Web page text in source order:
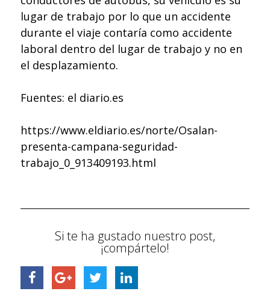
lugar de trabajo por lo que un accidente
durante el viaje contaría como accidente
laboral dentro del lugar de trabajo y no en
el desplazamiento.
Fuentes: el diario.es
https://www.eldiario.es/norte/Osalan-
presenta-campana-seguridad-
trabajo_0_913409193.html
Si te ha gustado nuestro post,
¡compártelo!